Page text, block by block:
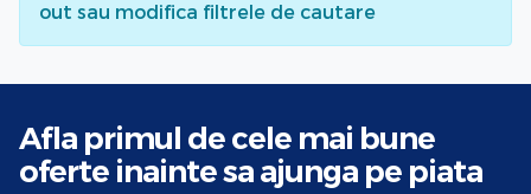
out sau modifica filtrele de cautare
Afla primul de cele mai bune
oferte inainte sa ajunga pe piata